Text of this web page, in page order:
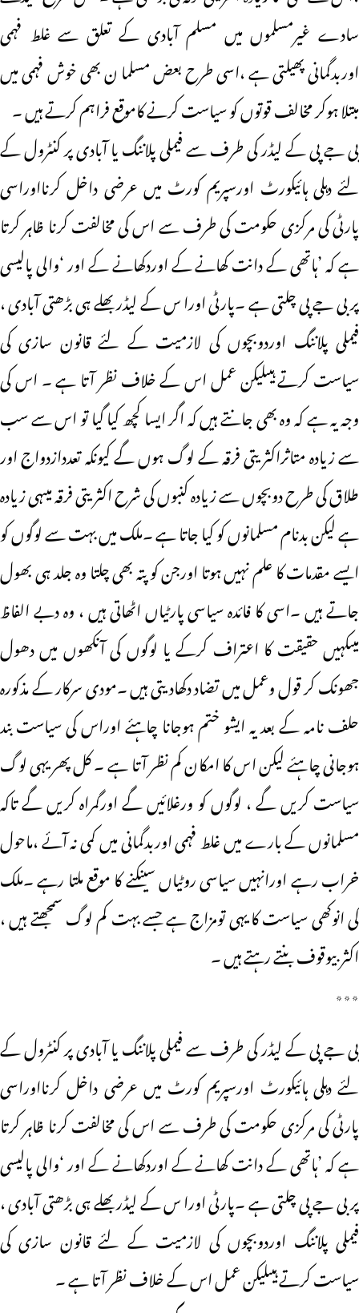
سادے غیرمسلموں میں مسلم آبادی کے تعلق سے غلط فہمی
اوربدگمانی پھیلتی ہے ،اسی طرح بعض مسلما ن بھی خوش فہمی میں
مبتلا ہوکر مخالف قوتوں کو سیاست کرنے کاموقع فراہم کرتے ہیں ۔
بی جے پی کے لیڈر کی طرف سے فیملی پلاننگ یا آبادی پر کنٹرول کے
لئے دہلی ہائیکورٹ اورسپریم کورٹ میں عرضی داخل کرنااوراسی
پارٹی کی مرکزی حکومت کی طرف سے اس کی مخالفت کرنا ظاہر کرتا
ہے کہ ’ہاتھی کے دانت کھانے کے اوردکھانے کے اور ‘والی پالیسی
پر بی جے پی چلتی ہے ۔پارٹی اورا س کے لیڈر بھلے ہی بڑھتی آبادی ،
فیملی پلاننگ اوردوبچوں کی لازمیت کے لئے قانون سازی کی
سیاست کرتے ہیںلیکن عمل اس کے خلاف نظر آتا ہے ۔ اس کی
وجہ یہ ہے کہ وہ بھی جانتے ہیں کہ اگر ایسا کچھ کیا گیا تو اس سے سب
سے زیادہ متاثراکثریتی فرقہ کے لوگ ہوں گے کیونکہ تعددازدواج اور
طلاق کی طرح دوبچوں سے زیادہ کنبوں کی شرح اکثریتی فرقہ میںہی زیادہ
ہے لیکن بدنام مسلمانوں کو کیا جاتا ہے ۔ملک میں بہت سے لوگوں کو
ایسے مقدمات کا علم نہیں ہوتا اورجن کو پتہ بھی چلتا وہ جلد ہی بھول
جاتے ہیں ۔اسی کا فائدہ سیاسی پارٹیاں اٹھاتی ہیں ، وہ دبے الفاظ
میںکہیں حقیقت کا اعتراف کرکے یا لوگوں کی آنکھوں میں دھول
جھونک کر قول وعمل میں تضاد دکھادیتی ہیں ۔مودی سرکار کے مذکورہ
حلف نامہ کے بعد یہ ایشو ختم ہوجانا چاہئے اوراس کی سیاست بند
ہوجانی چاہئے لیکن اس کا امکان کم نظر آتا ہے ۔ کل پھر یہی لوگ
سیاست کریں گے ، لوگوں کو ورغلائیں گے اورگمراہ کریں گے تاکہ
مسلمانوں کے بارے میں غلط فہمی اوربدگمانی میں کمی نہ آئے ،ماحول
خراب رہے اورانہیں سیاسی روٹیاں سینکنے کا موقع ملتا رہے ۔ملک
کی انوکھی سیاست کا یہی تومزاج ہے جسے بہت کم لوگ سمجھتے ہیں ،
اکثربیوقوف بنتے رہتے ہیں ۔
٭٭٭
بی جے پی کے لیڈر کی طرف سے فیملی پلاننگ یا آبادی پر کنٹرول کے
لئے دہلی ہائیکورٹ اورسپریم کورٹ میں عرضی داخل کرنااوراسی
پارٹی کی مرکزی حکومت کی طرف سے اس کی مخالفت کرنا ظاہر کرتا
ہے کہ ’ہاتھی کے دانت کھانے کے اوردکھانے کے اور ‘والی پالیسی
پر بی جے پی چلتی ہے ۔پارٹی اورا س کے لیڈر بھلے ہی بڑھتی آبادی ،
فیملی پلاننگ اوردوبچوں کی لازمیت کے لئے قانون سازی کی
سیاست کرتے ہیںلیکن عمل اس کے خلاف نظر آتا ہے ۔